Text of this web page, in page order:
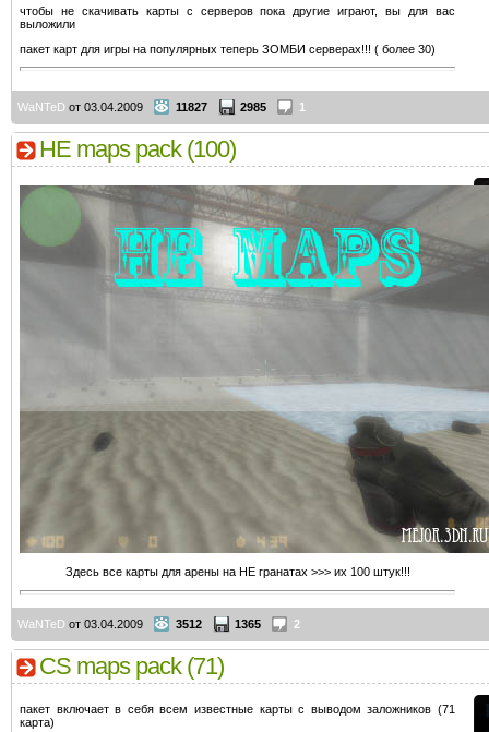
чтобы не скачивать карты с серверов пока другие играют, вы для вас
выложили
пакет карт для игры на популярных теперь ЗОМБИ серверах!!! ( более 30)
WaNTeD от 03.04.2009 11827 2985 1
HE maps pack (100)
Здесь все карты для арены на HE гранатах >>> их 100 штук!!!
WaNTeD от 03.04.2009 3512 1365 2
CS maps pack (71)
пакет включает в себя всем известные карты с выводом заложников (71
карта)